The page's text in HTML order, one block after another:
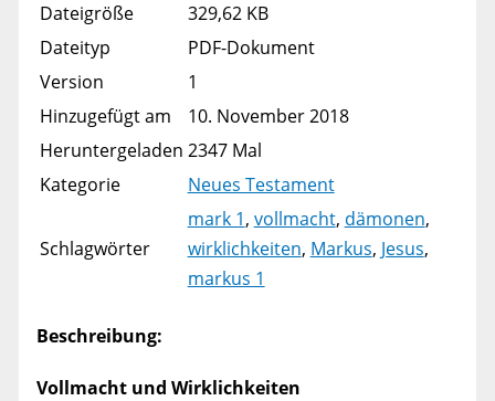
Dateigröße
329,62 KB
Dateityp
PDF-Dokument
Version
1
Hinzugefügt am
10. November 2018
Heruntergeladen 2347 Mal
Kategorie
Neues Testament
Schlagwörter
mark 1, vollmacht, dämonen,
wirklichkeiten, Markus, Jesus,
markus 1
Beschreibung:
Vollmacht und Wirklichkeiten